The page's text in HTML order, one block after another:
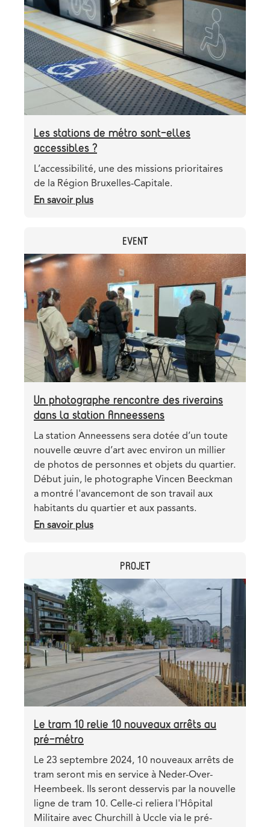
image
Les stations de métro sont-elles
accessibles ?
Teaser
L’accessibilité, une des missions prioritaires
de la Région Bruxelles-Capitale.
En savoir plus
métro
elles
accessibles
?
EVENT
Header
image
Image
Un photographe rencontre des riverains
dans la station Anneessens
Teaser
La station Anneessens sera dotée d’un toute
nouvelle œuvre d’art avec environ un millier
de photos de personnes et objets du quartier.
Début juin, le photographe Vincen Beeckman
a montré l'avancemont de son travail aux
habitants du quartier et aux passants.
En savoir plus
rencontre
des
riverains
dans
la
station
Anneessens
PROJET
Header
image
Image
Le tram 10 relie 10 nouveaux arrêts au
pré-métro
Teaser
Le 23 septembre 2024, 10 nouveaux arrêts de
tram seront mis en service à Neder-Over-
Heembeek. Ils seront desservis par la nouvelle
ligne de tram 10. Celle-ci reliera l'Hôpital
Militaire avec Churchill à Uccle via le pré-